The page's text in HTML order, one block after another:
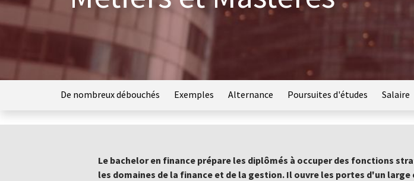
De nombreux débouchés Exemples Alternance Poursuites d'études Salaire
Le bachelor en finance prépare les diplômés à occuper des fonctions
les domaines de la finance et de la gestion. Il ouvre les portes d'un large